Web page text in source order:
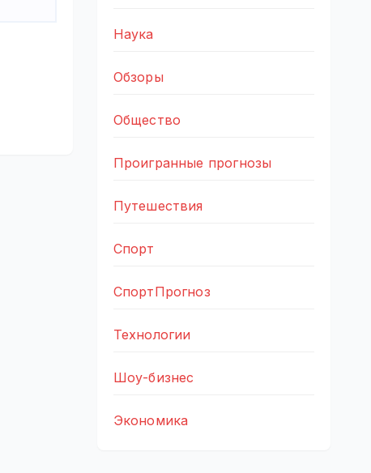
Наука
Обзоры
Общество
Проигранные прогнозы
Путешествия
Спорт
СпортПрогноз
Технологии
Шоу-бизнес
Экономика